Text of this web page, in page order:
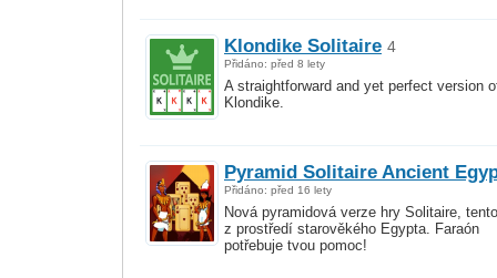
Klondike Solitaire 4
Přidáno: před 8 lety
A straightforward and yet perfect version
Klondike.
Pyramid Solitaire Ancient
Přidáno: před 16 lety
Nová pyramidová verze hry Solitaire,
z prostředí starověkého Egypta. Faraón
potřebuje tvou pomoc!